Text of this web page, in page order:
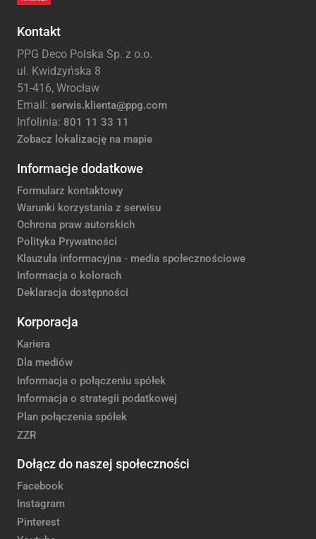
Kontakt
PPG Deco Polska Sp. z o.o.
ul. Kwidzyńska 8
51-416, Wrocław
Email: serwis.klienta@ppg.com
Infolinia: 801 11 33 11
Zobacz lokalizację na mapie
Informacje dodatkowe
Formularz kontaktowy
Warunki korzystania z serwisu
Ochrona praw autorskich
Polityka Prywatności
Klauzula informacyjna - media społecznościowe
Informacja o kolorach
Deklaracja dostępności
Korporacja
Kariera
Dla mediów
Informacja o połączeniu spółek
Informacja o strategii podatkowej
Plan połączenia spółek
ZZR
Dołącz do naszej społeczności
Facebook
Instagram
Pinterest